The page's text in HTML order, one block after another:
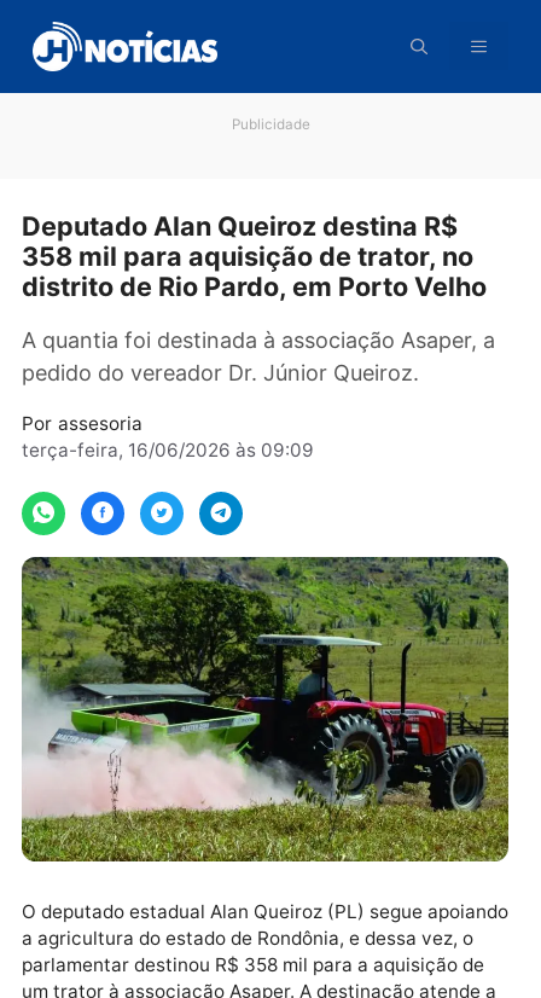
para
conteúdo
Deputado Alan Queiroz destina R$
358 mil para aquisição de trator, no
A quantia foi destinada à associação Asaper,
pedido do vereador Dr. Júnior Queiroz.
Por
terça-feira, 16/06/2026 às 09:09